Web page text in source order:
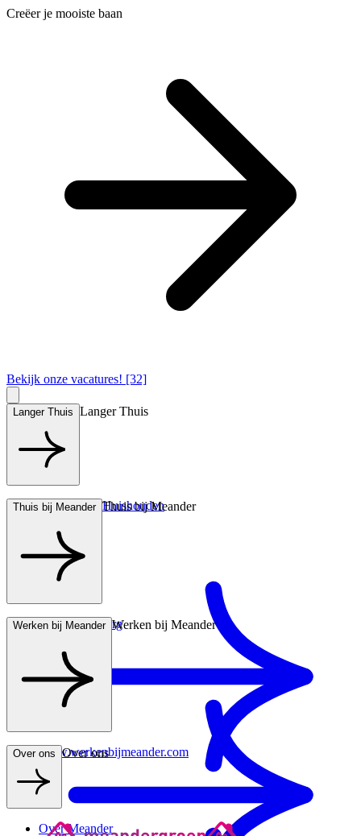
Creëer je mooiste baan
Bekijk onze vacatures! [32]
Langer Thuis Langer Thuis
Hulp bij het Huishouden
Thuis bij Meander Thuis bij Meander
Wonen met zorg
Werken bij Meander Werken bij Meander
www.werkenbijmeander.com
Over ons Over ons
Over Meander